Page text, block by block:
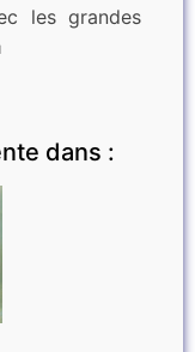
les grandes
dans :